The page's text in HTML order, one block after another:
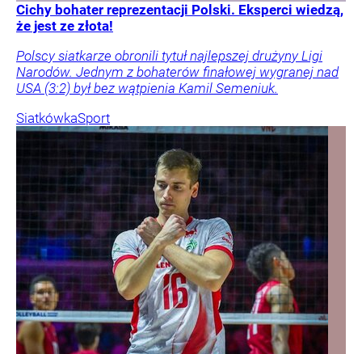
Cichy bohater reprezentacji Polski. Eksperci wiedzą,
że jest ze złota!
Polscy siatkarze obronili tytuł najlepszej drużyny Ligi
Narodów. Jednym z bohaterów finałowej wygranej nad
USA (3:2) był bez wątpienia Kamil Semeniuk.
SiatkówkaSport